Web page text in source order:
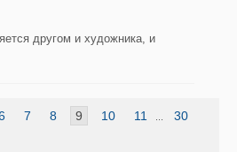
другом и художника, и
7 8 9 10 11
30